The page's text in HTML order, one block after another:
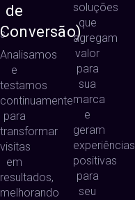
de
Conversão)
Analisamos
e
testamos
continuamente
para
transformar
visitas
em
resultados,
melhorando
soluções
que
agregam
valor
para
sua
marca
e
geram
experiências
positivas
para
seu